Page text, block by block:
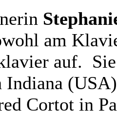
am
auf.
Cortot in